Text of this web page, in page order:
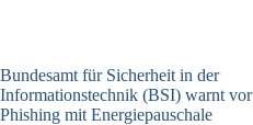
Bundesamt für Sicherheit in der
Informationstechnik (BSI) warnt vor
Phishing mit Energiepauschale